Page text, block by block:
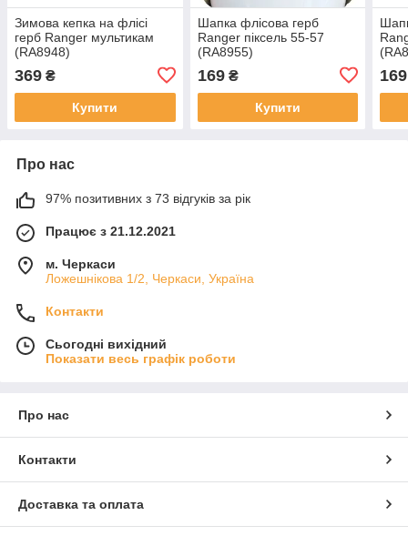
Зимова кепка на флісі
герб Ranger мультикам
(RA8948)
369 ₴
Купити
Шапка флісова герб
Ranger піксель 55-57
(RA8955)
169₴
Купити
169
Про нас
97% позитивних з 73 відгуків за рік
Працює з 21.12.2021
м. Черкаси
Ложешнікова 1/2, Черкаси, Україна
Контакти
Сьогодні вихідний
Показати весь графік роботи
Про нас
Контакти
Доставка та оплата